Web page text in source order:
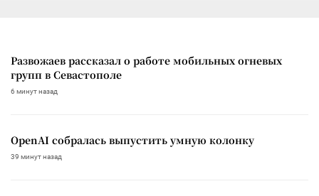
Развожаев рассказал о работе мобильных огневых
групп в Севастополе
6 минут назад
OpenAI собралась выпустить умную колонку
39 минут назад